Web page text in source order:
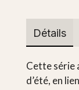
Détails
Cette série
d’été, en